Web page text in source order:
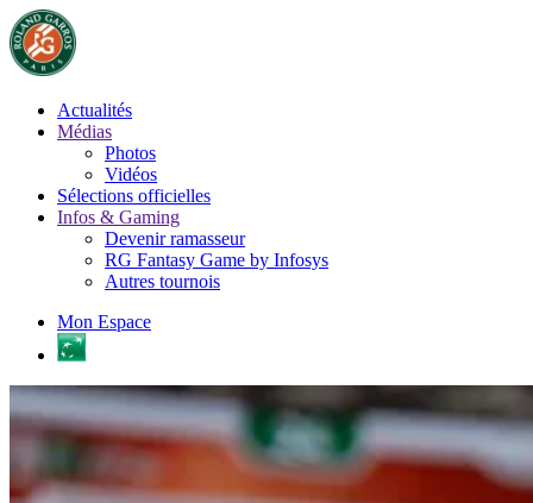
Actualités
Médias
Photos
Vidéos
Sélections officielles
Infos & Gaming
Devenir ramasseur
RG Fantasy Game by Infosys
Autres tournois
Mon Espace